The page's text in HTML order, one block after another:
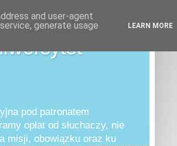
pod patronatem
opłat od słuchaczy, nie
misji, obowiązku oraz ku
and user-agent
generate usage
LEARN MORE